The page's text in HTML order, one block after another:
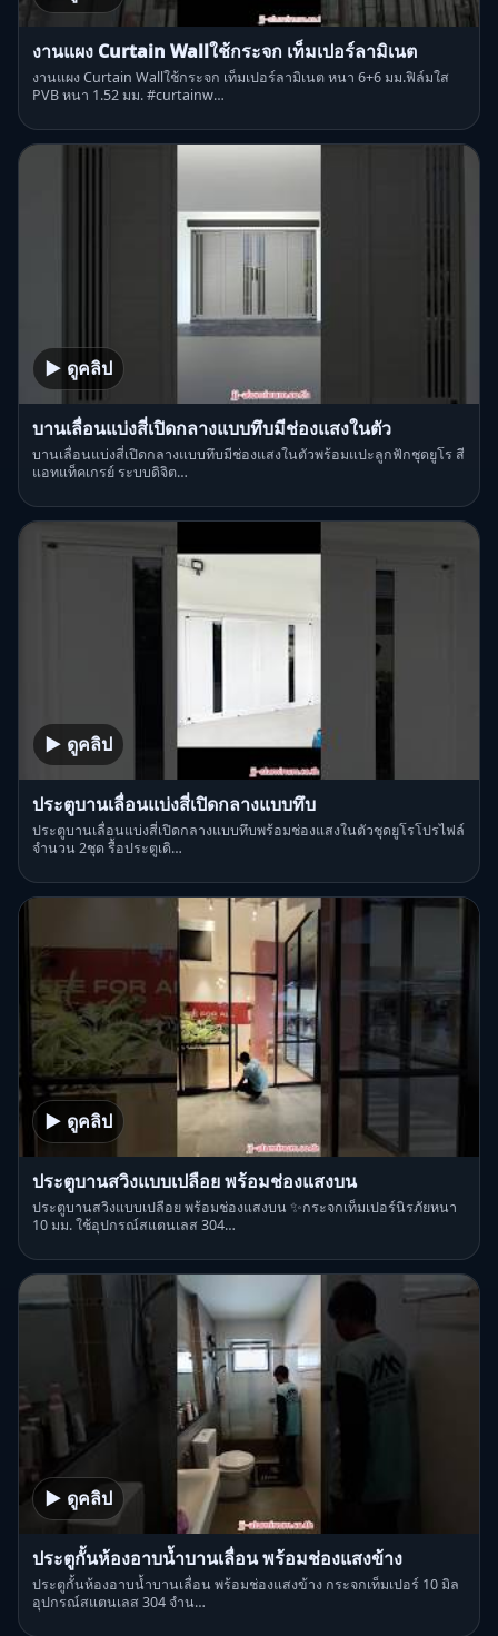
งานแผง Curtain Wallใช้กระจก เท็มเปอร์ลามิเนต
งานแผง Curtain Wallใช้กระจก เท็มเปอร์ลามิเนต หนา 6+6 มม.ฟิล์มใส
PVB หนา 1.52 มม. #curtainw…
▶ ดูคลิป
บานเลื่อนแบ่งสี่เปิดกลางแบบทึบมีช่องแสงในตัว
บานเลื่อนแบ่งสี่เปิดกลางแบบทึบมีช่องแสงในตัวพร้อมแปะลูกฟักชุดยูโร สี
แอทแท็คเกรย์ ระบบดิจิต…
▶ ดูคลิป
ประตูบานเลื่อนแบ่งสี่เปิดกลางแบบทึบ
ประตูบานเลื่อนแบ่งสี่เปิดกลางแบบทึบพร้อมช่องแสงในตัวชุดยูโรโปรไฟล์
จำนวน 2ชุด รื้อประตูเดิ…
▶ ดูคลิป
ประตูบานสวิงแบบเปลือย พร้อมช่องแสงบน
ประตูบานสวิงแบบเปลือย พร้อมช่องแสงบน ✨กระจกเท็มเปอร์นิรภัยหนา
10 มม. ใช้อุปกรณ์สแตนเลส 304…
▶ ดูคลิป
ประตูกั้นห้องอาบน้ำบานเลื่อน พร้อมช่องแสงข้าง
ประตูกั้นห้องอาบน้ำบานเลื่อน พร้อมช่องแสงข้าง กระจกเท็มเปอร์ 10 มิล
อุปกรณ์สแตนเลส 304 จำน…